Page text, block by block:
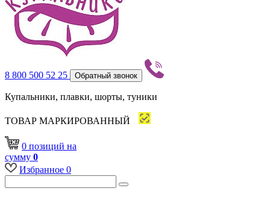
8 800 500 52 25 Обратный звонок
Купальники, плавки, шорты, туники
ТОВАР МАРКИРОВАННЫЙ
0 позиций на
сумму 0
Избранное 0